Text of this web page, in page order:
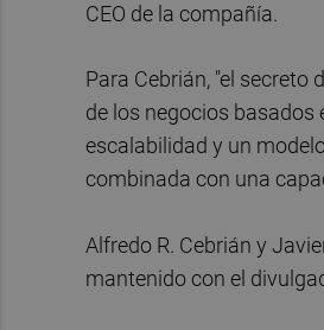
CEO de la compañía.
Para Cebrián, "el
de los negocios basados
escalabilidad y un
combinada con una
Alfredo R. Cebrián y
mantenido con el